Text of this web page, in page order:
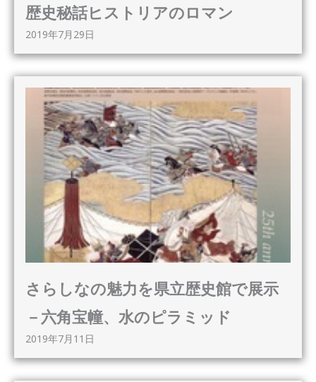
歴史秘話ヒストリアのロマン
2019年7月29日
さらしなの魅力を県立歴史館で展示
－六角宝幢、水のピラミッド
2019年7月11日